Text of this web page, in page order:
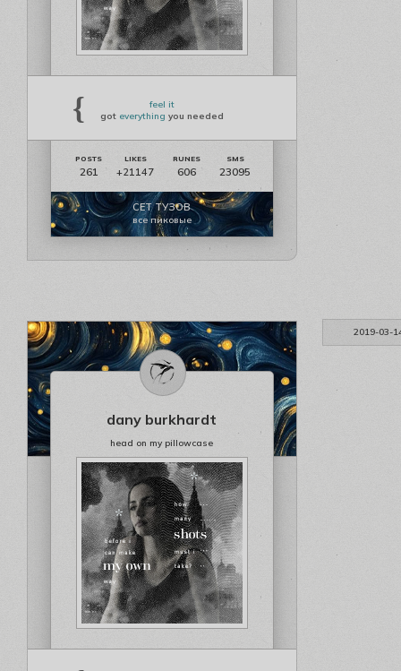
{
feel it
got everything you needed
261 +21147 606 23095
СЕТ ТУЗОВ
все пиковые
2019-03-
dany burkhardt
head on my pillowcase